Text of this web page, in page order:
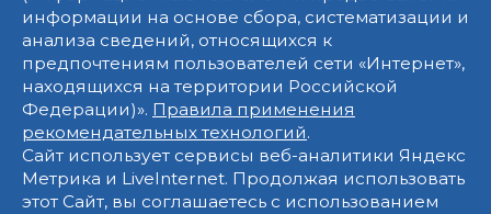
информации на основе сбора, систематизации и
анализа сведений, относящихся к
предпочтениям пользователей сети «Интернет»,
находящихся на территории Российской
Федерации)». Правила применения
рекомендательных технологий.
Сайт использует сервисы веб-аналитики Яндекс
Метрика и LiveInternet. Продолжая использовать
этот Сайт, вы соглашаетесь с использованием